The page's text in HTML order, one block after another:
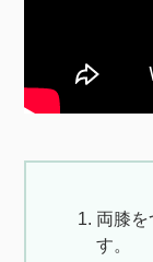
両膝を
す。